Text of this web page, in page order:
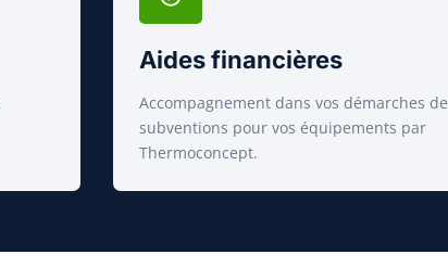
Aides financières
Accompagnement dans vos démarches de
subventions pour vos équipements par
Thermoconcept.